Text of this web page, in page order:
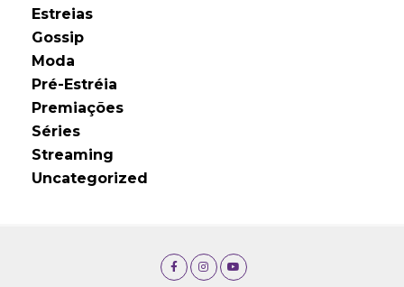
Estreias
Gossip
Moda
Pré-Estréia
Premiações
Séries
Streaming
Uncategorized